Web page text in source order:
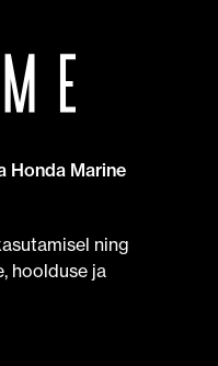
Honda Marine
ning
hoolduse ja